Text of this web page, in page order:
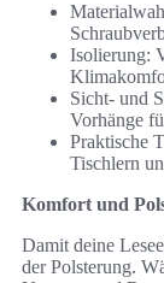
Isolierung:
Sicht- und
Vorhänge
Praktische
Tischlern
Komfort und
Damit deine
der Polsterung.